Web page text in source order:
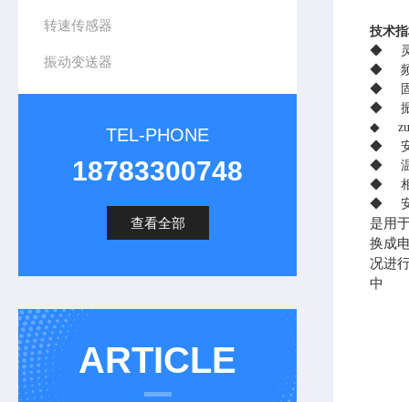
转速传感器
振动变送器
TEL-PHONE
18783300748
查看全部
ARTICLE
技术
◆
◆
◆
◆
◆
◆
◆
◆
◆
是用
换成
况进
中